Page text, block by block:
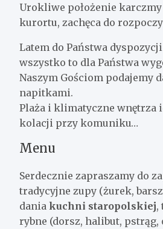
Urokliwe położenie
kurortu, zachęca do
Latem do Państwa
wszystko to dla Państwa
Naszym Gościom
napitkami.
Plaża i klimatyczne wnętrza
kolacji przy komuniku…
Menu
Serdecznie zapraszamy do
tradycyjne zupy (żurek,
dania kuchni staropolskiej,
rybne (dorsz, halibut,